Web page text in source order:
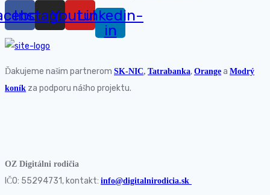
Instagram
Youtube
Linkedin-
in
Ďakujeme našim partnerom SK-NIC, Tatrabanka, Orange a Modrý
koník za podporu nášho projektu.
OZ Digitálni rodičia
IČO: 55294731, kontakt: info@digitalnirodicia.sk